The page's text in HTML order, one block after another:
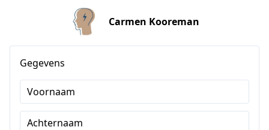
Carmen Kooreman
Gegevens
Voornaam
Achternaam